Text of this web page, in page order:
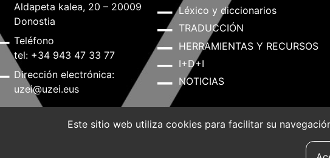
Aldapeta kalea, 20 – 20009
Donostia
Teléfono
tel: +34 943 47 33 77
Dirección electrónica:
uzei@uzei.eus
Léxico y diccionarios
TRADUCCIÓN
HERRAMIENTAS Y RECURSOS
I+D+I
NOTICIAS
Política de Cookies
Este sitio web utiliza cookies para facilitar su